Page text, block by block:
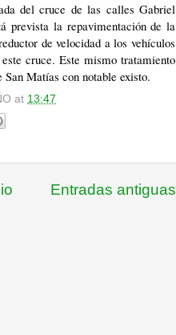
del cruce de las calles Gabriel
prevista la repavimentación de la
de velocidad a los vehículos
cruce. Este mismo tratamiento
Matías con notable existo.
at 13:47
Entradas antiguas